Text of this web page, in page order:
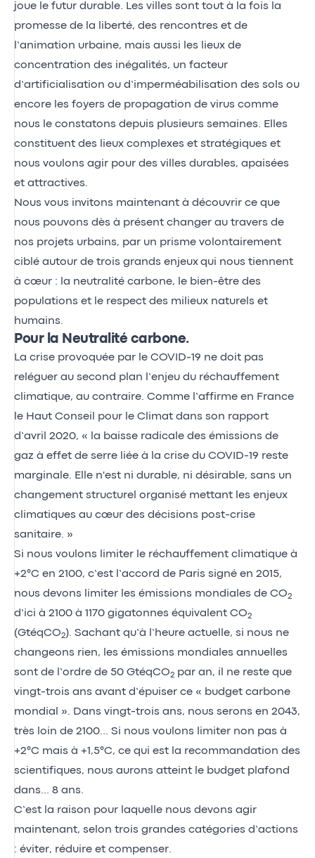
joue le futur durable. Les villes sont tout à la fois la
promesse de la liberté, des rencontres et de
l’animation urbaine, mais aussi les lieux de
concentration des inégalités, un facteur
d’artificialisation ou d’imperméabilisation des sols ou
encore les foyers de propagation de virus comme
nous le constatons depuis plusieurs semaines. Elles
constituent des lieux complexes et stratégiques et
nous voulons agir pour des villes durables, apaisées
et attractives.
Nous vous invitons maintenant à découvrir ce que
nous pouvons dès à présent changer au travers de
nos projets urbains, par un prisme volontairement
ciblé autour de trois grands enjeux qui nous tiennent
à cœur : la neutralité carbone, le bien-être des
populations et le respect des milieux naturels et
humains.
Pour la Neutralité carbone.
La crise provoquée par le COVID-19 ne doit pas
reléguer au second plan l’enjeu du réchauffement
climatique, au contraire. Comme l’affirme en France
le Haut Conseil pour le Climat dans son rapport
d’avril 2020, « la baisse radicale des émissions de
gaz à effet de serre liée à la crise du COVID-19 reste
marginale. Elle n'est ni durable, ni désirable, sans un
changement structurel organisé mettant les enjeux
climatiques au cœur des décisions post-crise
sanitaire. »
Si nous voulons limiter le réchauffement climatique à
+2°C en 2100, c’est l’accord de Paris signé en 2015,
nous devons limiter les émissions mondiales de CO2
d’ici à 2100 à 1170 gigatonnes équivalent CO2
(GtéqCO2 ). Sachant qu’à l’heure actuelle, si nous ne
changeons rien, les émissions mondiales annuelles
sont de l’ordre de 50 GtéqCO2 par an, il ne reste que
vingt-trois ans avant d’épuiser ce « budget carbone
mondial ». Dans vingt-trois ans, nous serons en 2043,
très loin de 2100… Si nous voulons limiter non pas à
+2°C mais à +1,5°C, ce qui est la recommandation des
scientifiques, nous aurons atteint le budget plafond
dans… 8 ans.
C’est la raison pour laquelle nous devons agir
maintenant, selon trois grandes catégories d’actions
: éviter, réduire et compenser.